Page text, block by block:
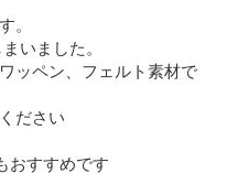
。
いました。
ッペン、フェルト素材で
ださい
おすすめです